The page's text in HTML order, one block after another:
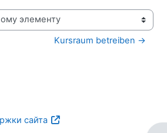
элементу
Kursraum betreiben →
сайта